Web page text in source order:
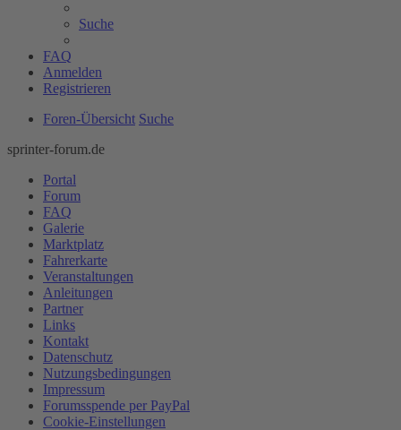
Suche
FAQ
Anmelden
Registrieren
Foren-Übersicht Suche
sprinter-forum.de
Portal
Forum
FAQ
Galerie
Marktplatz
Fahrerkarte
Veranstaltungen
Anleitungen
Partner
Links
Kontakt
Datenschutz
Nutzungsbedingungen
Impressum
Forumsspende per PayPal
Cookie-Einstellungen